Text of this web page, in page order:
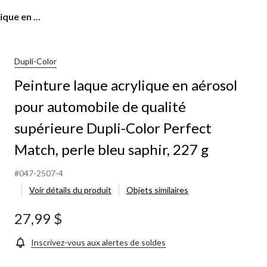
en ...
Dupli-Color
Peinture laque acrylique en aérosol
pour automobile de qualité
supérieure Dupli-Color Perfect
Match, perle bleu saphir, 227 g
#047-2507-4
Voir détails du produit
Objets similaires
27,99 $
Inscrivez-vous aux alertes de soldes